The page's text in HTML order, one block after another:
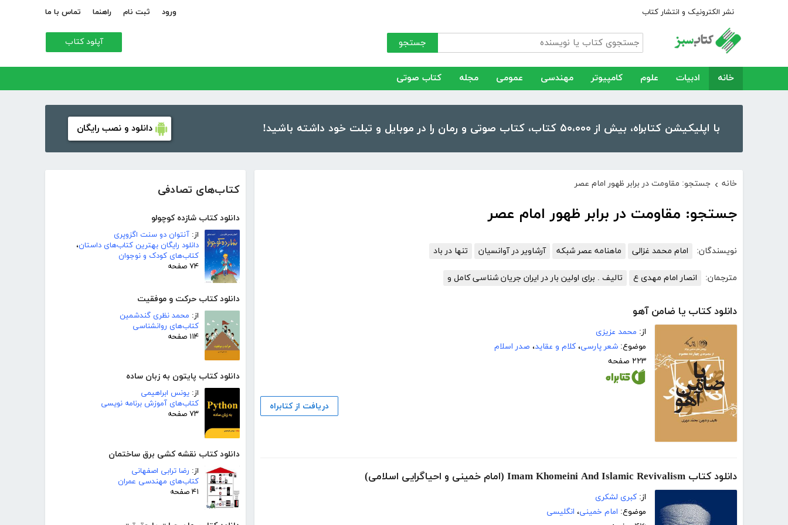
نشر الکترونیک و انتشار کتاب ورود ثبت نام راهنما تماس با ما
جستجو آپلود کتاب
خانه ادبیات علوم کامپیوتر مهندسی عمومی مجله کتاب صوتی
با اپلیکیشن کتابراه، بیش از ۵۰،۰۰۰ کتاب، کتاب صوتی و رمان را در موبایل و تبلت خود داشته باشید! دانلود و نصب رایگان
کتاب‌های تصادفی
دانلود کتاب شازده کوچولو
از: آنتوان دو سنت اگزوپری
دانلود رایگان بهترین کتاب‌های داستان،
کتاب‌های کودک و نوجوان
۷۴ صفحه
دانلود کتاب حرکت و موفقیت
از: محمد نظری گندشمین
کتاب‌های روانشناسی
۱۱۴ صفحه
دانلود کتاب پایتون به زبان ساده
از: یونس ابراهیمی
کتاب‌های آموزش برنامه نویسی
۷۳ صفحه
دانلود کتاب نقشه کشی برق ساختمان
از: رضا ترابی اصفهانی
کتاب‌های مهندسی عمران
۴۱ صفحه
خانه › جستجو: مقاومت در برابر ظهور امام عصر
جستجو: مقاومت در برابر ظهور امام عصر
نویسندگان: امام محمد غزالی ماهنامه عصر شبکه آرشاویر در آوانسیان تنها در باد
مترجمان: انصار امام مهدی ع تالیف . برای اولین بار در ایران جریان شناسی کامل و
دانلود کتاب یا ضامن آهو
از: محمد عزیزی
موضوع: شعر پارسی، کلام و عقاید، صدر اسلام
۲۲۳ صفحه
دریافت از کتابراه
دانلود کتاب Imam Khomeini And Islamic Revivalism (امام خمینی و احیاگرایی اسلامی)
از: کبری لشکری
موضوع: امام خمینی، انگلیسی